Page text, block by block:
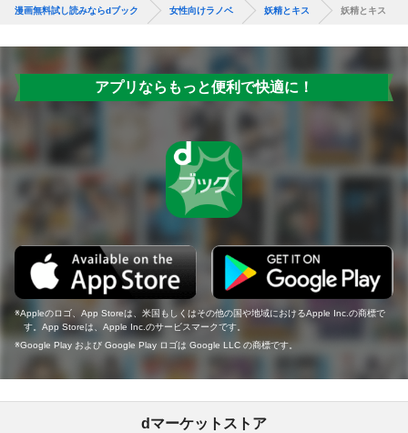
漫画無料試し読みならdブック 女性向けラノベ 妖精とキス 妖精とキス
アプリならもっと便利で快適に！
Appleのロゴ、App Storeは、米国もしくはその他の国や地域におけるApple Inc.の商標で
す。App Storeは、Apple Inc.のサービスマークです。
Google Play および Google Play ロゴは Google LLC の商標です。
dマーケットストア